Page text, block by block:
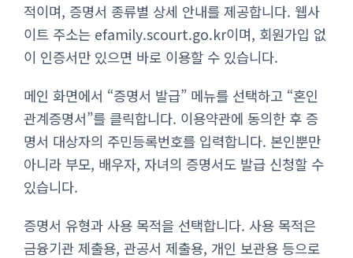
적이며, 증명서 종류별 상세 안내를 제공합니다. 웹사
이트 주소는 efamily.scourt.go.kr이며, 회원가입 없
이 인증서만 있으면 바로 이용할 수 있습니다.
메인 화면에서 “증명서 발급” 메뉴를 선택하고 “혼인
관계증명서”를 클릭합니다. 이용약관에 동의한 후 증
명서 대상자의 주민등록번호를 입력합니다. 본인뿐만
아니라 부모, 배우자, 자녀의 증명서도 발급 신청할 수
있습니다.
증명서 유형과 사용 목적을 선택합니다. 사용 목적은
금융기관 제출용, 관공서 제출용, 개인 보관용 등으로